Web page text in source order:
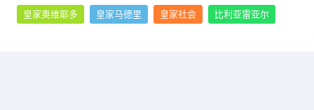
皇家奥维耶多 皇家马德里 皇家社会 比利亚雷亚尔